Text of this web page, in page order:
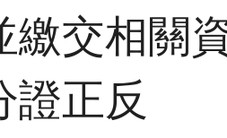
繳交相關
證正反